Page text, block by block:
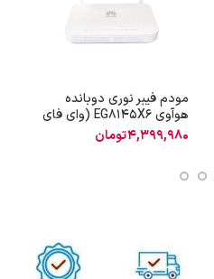
مودم فیبر نوری دوبانده
هوآوی EG8145X6 (وای فای
6)
4,399,980تومان